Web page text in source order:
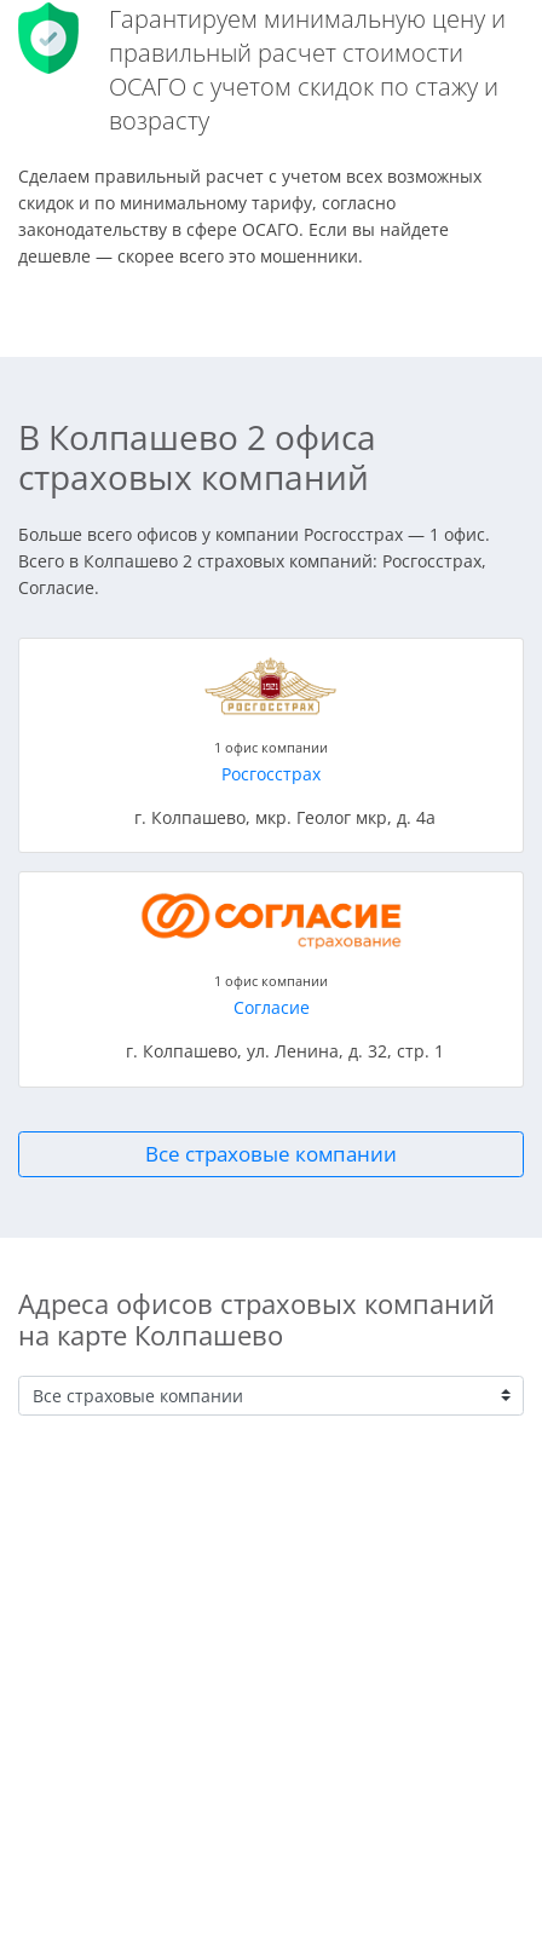
Гарантируем минимальную цену и
правильный расчет стоимости
ОСАГО с учетом скидок по стажу и
возрасту
Сделаем правильный расчет с учетом всех возможных
скидок и по минимальному тарифу, согласно
законодательству в сфере ОСАГО. Если вы найдете
дешевле — скорее всего это мошенники.
В Колпашево 2 офиса
страховых компаний
Больше всего офисов у компании Росгосстрах — 1 офис.
Всего в Колпашево 2 страховых компаний: Росгосстрах,
Согласие.
1 офис компании
Росгосстрах
г. Колпашево, мкр. Геолог мкр, д. 4а
1 офис компании
Согласие
г. Колпашево, ул. Ленина, д. 32, стр. 1
Все страховые компании
Адреса офисов страховых компаний
на карте Колпашево